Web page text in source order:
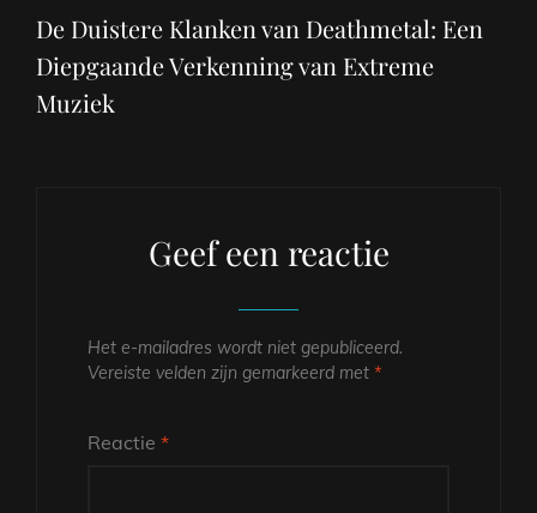
bericht
De Duistere Klanken van Deathmetal: Een
Diepgaande Verkenning van Extreme
Muziek
Geef een reactie
Het e-mailadres wordt niet gepubliceerd.
Vereiste velden zijn gemarkeerd met *
Reactie *